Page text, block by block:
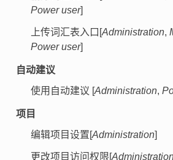
Power user]
上传词汇表入口[Administration,
Power user]
自动建议
使用自动建议 [Administration,
项目
编辑项目设置[Administration]
更改项目访问权限[